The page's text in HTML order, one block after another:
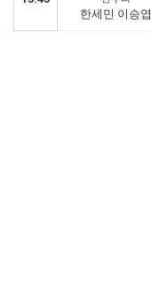
한세민 이승엽